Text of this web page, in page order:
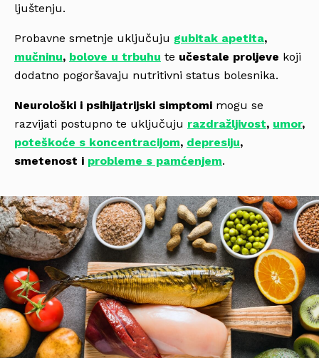
ljuštenju.
Probavne smetnje uključuju gubitak apetita,
mučninu, bolove u trbuhu te učestale proljeve koji
dodatno pogoršavaju nutritivni status bolesnika.
Neurološki i psihijatrijski simptomi mogu se
razvijati postupno te uključuju razdražljivost, umor,
poteškoće s koncentracijom, depresiju,
smetenost i probleme s pamćenjem.